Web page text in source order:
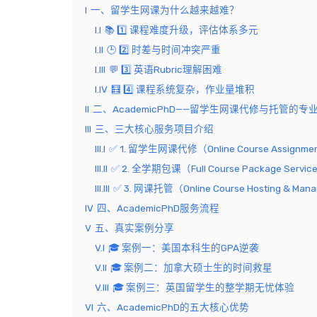
I 一、留学生网课为什么越来越难？
I.I 📚 1️⃣ 课程难度升级，评估体系多元
I.II 🕒 2️⃣ 时差与时间冲突严重
I.III 💬 3️⃣ 英语Rubric理解困难
I.IV 🧮 4️⃣ 课程系统复杂，作业量堆积
II 二、AcademicPhD——留学生网课代修与托管的专
III 三、三大核心服务项目介绍
III.I ✅ 1. 留学生网课代修（Online Course
III.II ✅ 2. 全学期包课（Full Course Package Service
III.III ✅ 3. 网课托管（Online Course Hosting &
IV 四、AcademicPhD服务流程
V 五、真实案例分享
V.I 🎓 案例一：美国本科生的GPA逆袭
V.II 🎓 案例二：加拿大硕士生的时间救星
V.III 🎓 案例三：英国留学生的整学期无忧体验
VI 六、AcademicPhD的五大核心优势